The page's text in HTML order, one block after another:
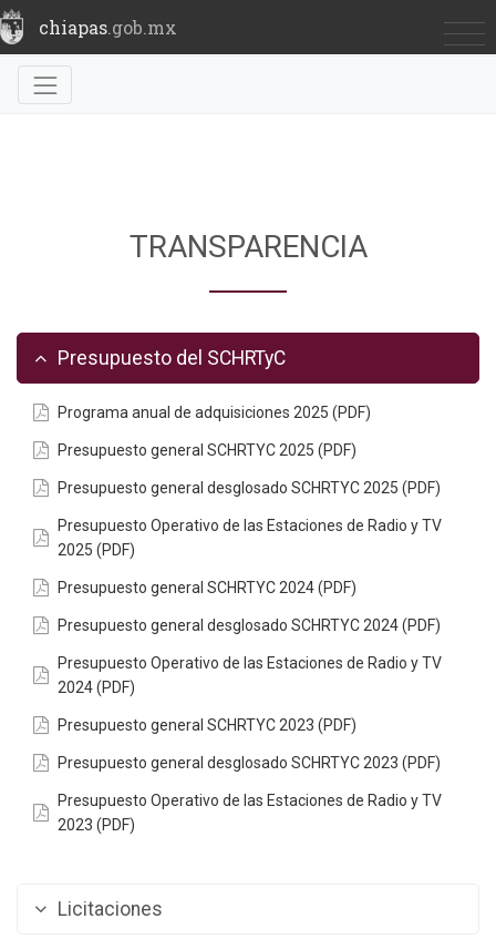
chiapas.gob.mx
TRANSPARENCIA
Presupuesto del SCHRTyC
Programa anual de adquisiciones 2025 (PDF)
Presupuesto general SCHRTYC 2025 (PDF)
Presupuesto general desglosado SCHRTYC 2025 (PDF)
Presupuesto Operativo de las Estaciones de Radio y TV
2025 (PDF)
Presupuesto general SCHRTYC 2024 (PDF)
Presupuesto general desglosado SCHRTYC 2024 (PDF)
Presupuesto Operativo de las Estaciones de Radio y TV
2024 (PDF)
Presupuesto general SCHRTYC 2023 (PDF)
Presupuesto general desglosado SCHRTYC 2023 (PDF)
Presupuesto Operativo de las Estaciones de Radio y TV
2023 (PDF)
Licitaciones